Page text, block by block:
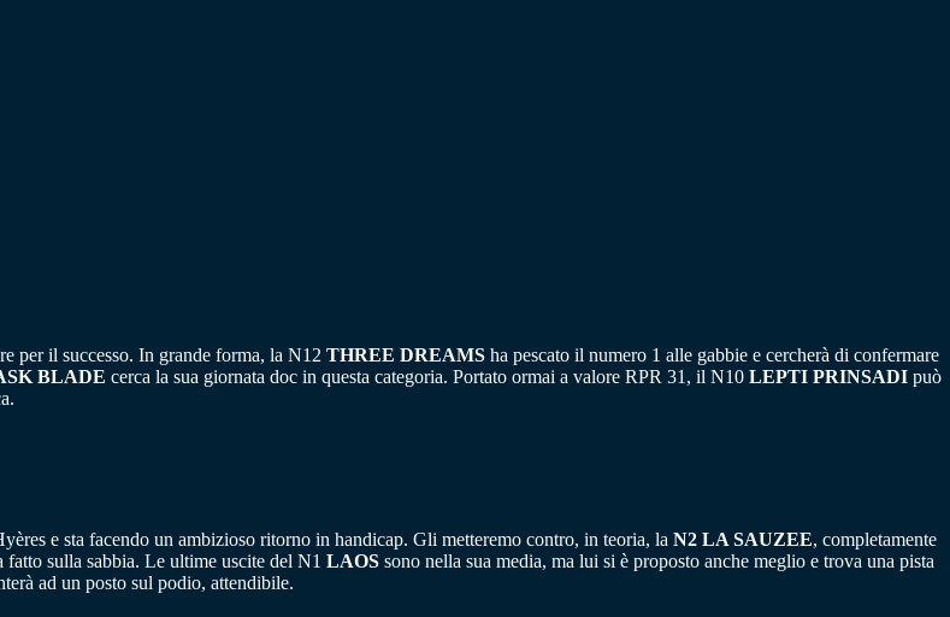
per il successo. In grande forma, la N12 THREE DREAMS ha pescato il numero 1 alle gabbie e cercherà di confermare
BLADE cerca la sua giornata doc in questa categoria. Portato ormai a valore RPR 31, il N10 LEPTI PRINSADI può
e sta facendo un ambizioso ritorno in handicap. Gli metteremo contro, in teoria, la N2 LA SAUZEE, completamente
fatto sulla sabbia. Le ultime uscite del N1 LAOS sono nella sua media, ma lui si è proposto anche meglio e trova una pista
ad un posto sul podio, attendibile.